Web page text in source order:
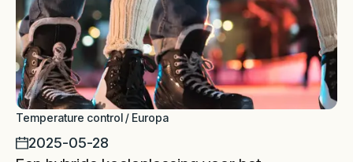
Temperature control / Europa
2025-05-28